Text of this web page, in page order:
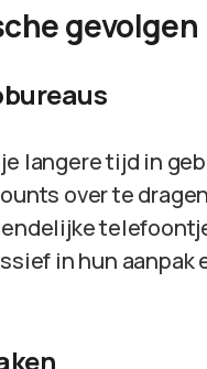
gevolgen
langere tijd in
over te
in hun